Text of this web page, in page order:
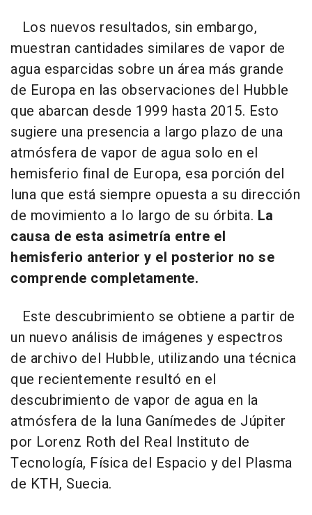
Los nuevos resultados, sin embargo,
muestran cantidades similares de vapor de
agua esparcidas sobre un área más grande
de Europa en las observaciones del Hubble
que abarcan desde 1999 hasta 2015. Esto
sugiere una presencia a largo plazo de una
atmósfera de vapor de agua solo en el
hemisferio final de Europa, esa porción del
luna que está siempre opuesta a su dirección
de movimiento a lo largo de su órbita. La
causa de esta asimetría entre el
hemisferio anterior y el posterior no se
comprende completamente.
Este descubrimiento se obtiene a partir de
un nuevo análisis de imágenes y espectros
de archivo del Hubble, utilizando una técnica
que recientemente resultó en el
descubrimiento de vapor de agua en la
atmósfera de la luna Ganímedes de Júpiter
por Lorenz Roth del Real Instituto de
Tecnología, Física del Espacio y del Plasma
de KTH, Suecia.